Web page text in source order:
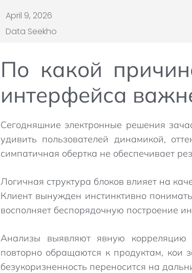
April 9, 2026
Data Seekho
По какой
интерфейса
Сегодняшние электронные решения
удивить пользователей динамикой,
симпатичная обертка не обеспечивает
Логичная структура блоков влияет на
Клиент вынужден инстинктивно
восполняет беспорядочную построение
Анализы выявляют явную корреляцию
повторно обращаются к продуктам, кои
безукоризненность переносится на